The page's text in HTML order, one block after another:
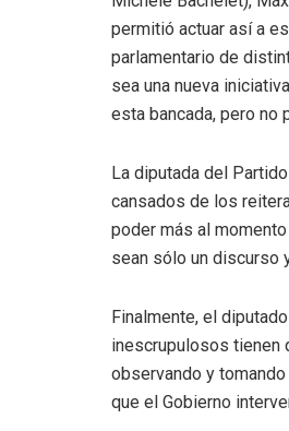
permitió actuar así a
parlamentario de
sea una nueva
esta bancada, pero no
La diputada del
cansados de los
poder más al
sean sólo un discurso
Finalmente, el
inescrupulosos tienen
observando y
que el Gobierno